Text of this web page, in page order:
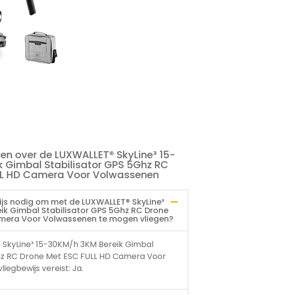
over de LUXWALLET® SkyLine³ 15-
Gimbal Stabilisator GPS 5Ghz RC
HD Camera Voor Volwassenen
nodig om met de LUXWALLET® SkyLine³
Gimbal Stabilisator GPS 5Ghz RC Drone
Voor Volwassenen te mogen vliegen?
SkyLine³ 15-30KM/h 3KM Bereik Gimbal
RC Drone Met ESC FULL HD Camera Voor
vereist: Ja.